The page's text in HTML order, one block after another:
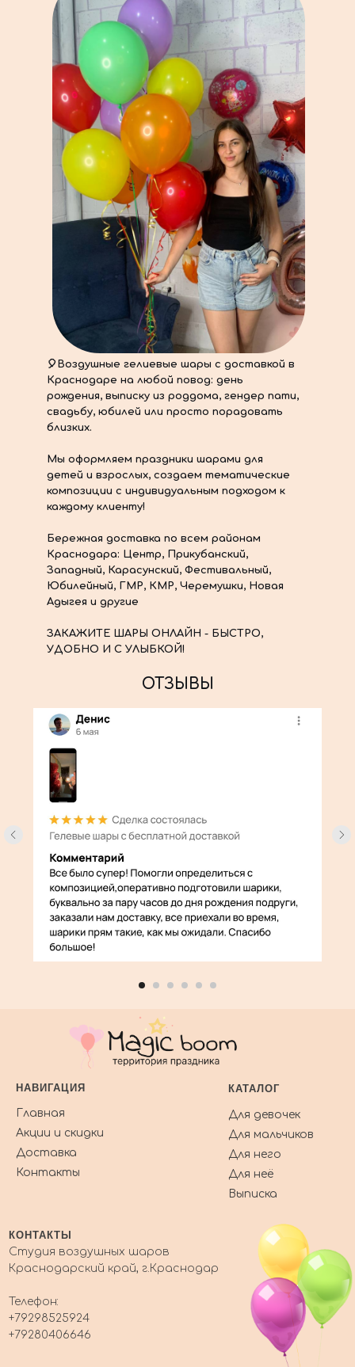
🎈Воздушные гелиевые шары с доставкой в
Краснодаре на любой повод: день
рождения, выписку из роддома, гендер пати,
свадьбу, юбилей или просто порадовать
близких.
Мы оформляем праздники шарами для
детей и взрослых, создаем тематические
композиции с индивидуальным подходом к
каждому клиенту!
Бережная доставка по всем районам
Краснодара: Центр, Прикубанский,
Западный, Карасунский, Фестивальный,
Юбилейный, ГМР, КМР, Черемушки, Новая
Адыгея и другие
ЗАКАЖИТЕ ШАРЫ ОНЛАЙН - БЫСТРО,
УДОБНО И С УЛЫБКОЙ!
ОТЗЫВЫ
НАВИГАЦИЯ
Главная
Акции и скидки
Доставка
Контакты
КАТАЛОГ
Для девочек
Для мальчиков
Для него
Для неё
Выписка
КОНТАКТЫ
Студия воздушных шаров
Краснодарский край, г.Краснодар
Телефон:
+79298525924
+79280406646